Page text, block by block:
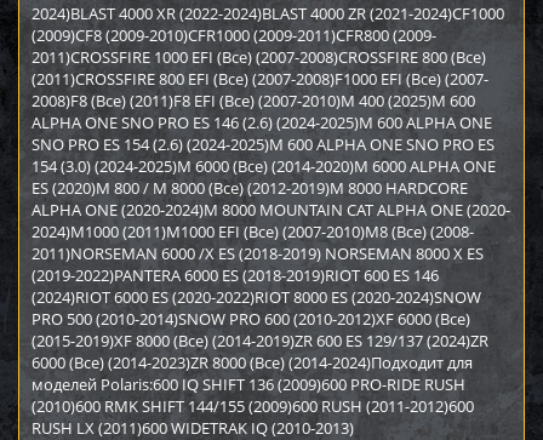
2024)BLAST 4000 XR (2022-2024)BLAST 4000 ZR (2021-2024)CF1000
(2009)CF8 (2009-2010)CFR1000 (2009-2011)CFR800 (2009-
2011)CROSSFIRE 1000 EFI (Все) (2007-2008)CROSSFIRE 800 (Все)
(2011)CROSSFIRE 800 EFI (Все) (2007-2008)F1000 EFI (Все) (2007-
2008)F8 (Все) (2011)F8 EFI (Все) (2007-2010)M 400 (2025)M 600
ALPHA ONE SNO PRO ES 146 (2.6) (2024-2025)M 600 ALPHA ONE
SNO PRO ES 154 (2.6) (2024-2025)M 600 ALPHA ONE SNO PRO ES
154 (3.0) (2024-2025)M 6000 (Все) (2014-2020)M 6000 ALPHA ONE
ES (2020)M 800 / M 8000 (Все) (2012-2019)M 8000 HARDCORE
ALPHA ONE (2020-2024)M 8000 MOUNTAIN CAT ALPHA ONE (2020-
2024)M1000 (2011)M1000 EFI (Все) (2007-2010)M8 (Все) (2008-
2011)NORSEMAN 6000 /X ES (2018-2019) NORSEMAN 8000 X ES
(2019-2022)PANTERA 6000 ES (2018-2019)RIOT 600 ES 146
(2024)RIOT 6000 ES (2020-2022)RIOT 8000 ES (2020-2024)SNOW
PRO 500 (2010-2014)SNOW PRO 600 (2010-2012)XF 6000 (Все)
(2015-2019)XF 8000 (Все) (2014-2019)ZR 600 ES 129/137 (2024)ZR
6000 (Все) (2014-2023)ZR 8000 (Все) (2014-2024)Подходит для
моделей Polaris:600 IQ SHIFT 136 (2009)600 PRO-RIDE RUSH
(2010)600 RMK SHIFT 144/155 (2009)600 RUSH (2011-2012)600
RUSH LX (2011)600 WIDETRAK IQ (2010-2013)